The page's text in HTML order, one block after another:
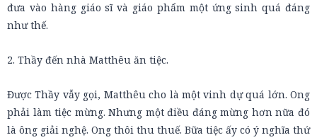
đưa vào hàng giáo sĩ và giáo phẩm một ứng sinh quá đáng
như thế.
2. Thầy đến nhà Matthêu ăn tiệc.
Được Thầy vẫy gọi, Matthêu cho là một vinh dự quá lớn. Ong
phải làm tiệc mừng. Nhưng một điều đáng mừng hơn nữa đó
là ông giải nghệ. Ong thôi thu thuế. Bữa tiệc ấy có ý nghĩa thứ